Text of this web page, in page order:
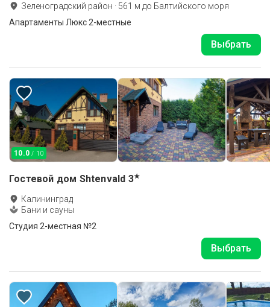
Зеленоградский район · 561 м до Балтийского моря
Апартаменты Люкс 2-местные
Выбрать
10.0 / 10
Гостевой дом Shtenvald 3★
Калининград
Бани и сауны
Студия 2-местная №2
Выбрать